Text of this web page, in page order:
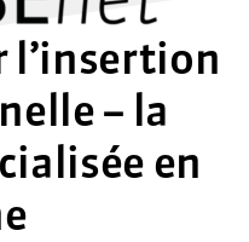
l’insertion
– la
en